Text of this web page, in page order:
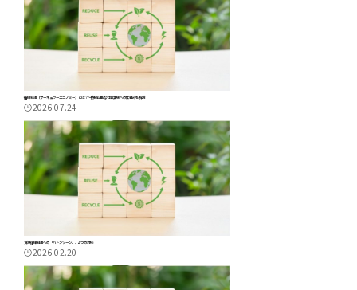
循環経済（サーキュラーエコノミー）とは？～持続可能な社会実現への仕組みを解説
2026.07.24
資源循環経済への「バトンゾーン」、2つの対応
2026.02.20